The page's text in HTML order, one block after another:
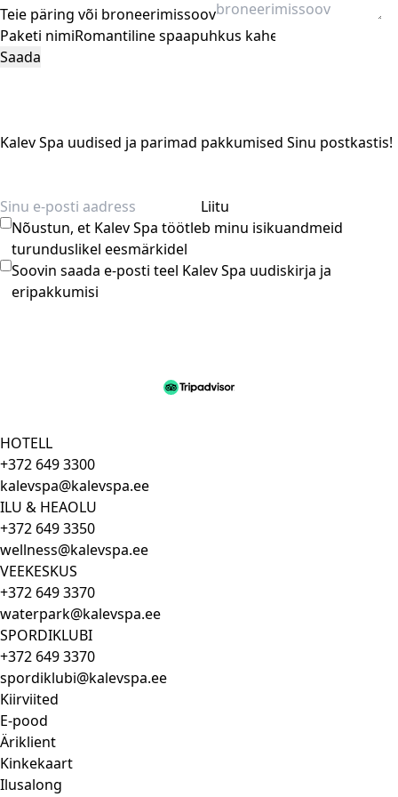
Teie päring või broneerimissoov
Paketi nimi
Kalev Spa uudised ja parimad pakkumised Sinu postkastis!
Liitu
Nõustun, et Kalev Spa töötleb minu isikuandmeid
turunduslikel eesmärkidel
Soovin saada e-posti teel Kalev Spa uudiskirja ja
eripakkumisi
HOTELL
+372 649 3300
kalevspa@kalevspa.ee
ILU & HEAOLU
+372 649 3350
wellness@kalevspa.ee
VEEKESKUS
+372 649 3370
waterpark@kalevspa.ee
SPORDIKLUBI
+372 649 3370
spordiklubi@kalevspa.ee
Kiirviited
E-pood
Äriklient
Kinkekaart
Ilusalong